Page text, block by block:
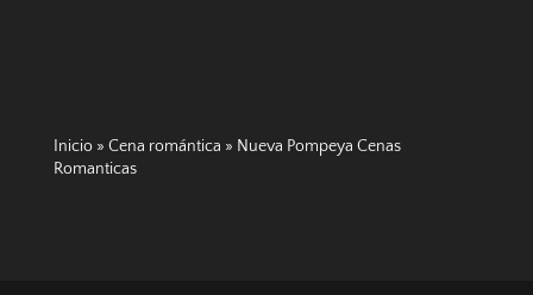
Inicio» Cena romántica » Nueva Pompeya Cenas
Romanticas